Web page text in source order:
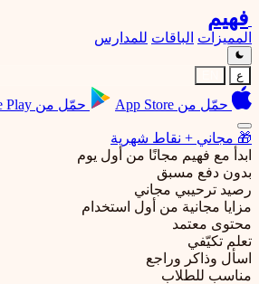
فهيم
المميزات الباقات للمدارس
ع
حمّل من App Store حمّل من Play
🎁 مجاني + نقاط شهرية
ابدأ مع فهيم مجانًا من أول يوم
بدون دفع مسبق
رصيد ترحيبي مجاني
مزايا مجانية من أول استخدام
محتوى معتمد
تعلم تكيّفي
اسأل وذاكر وراجع
مناسب للطلاب